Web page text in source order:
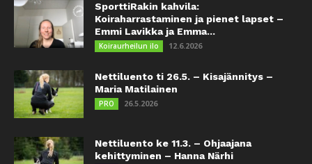
SporttiRakin kahvila:
Koiraharrastaminen ja pienet lapset –
Emmi Lavikka ja Emma...
Koiraurheilun ilo 12.6.2026
Nettiluento ti 26.5. – Kisajännitys –
Maria Matilainen
PRO 26.5.2026
Nettiluento ke 11.3. – Ohjaajana
kehittyminen – Hanna Närhi